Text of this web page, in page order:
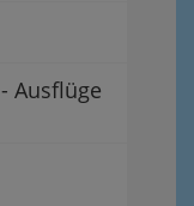
Ausflüge